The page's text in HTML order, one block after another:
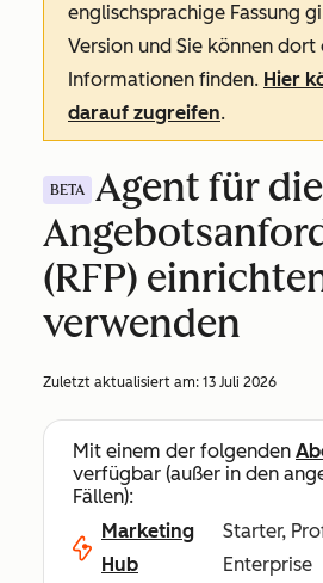
englischsprachige Fassung
Version und Sie können
Informationen finden. Hier
darauf zugreifen.
BETA
Agent für die
(RFP)
verwenden
Zuletzt aktualisiert am: 13 Juli 2026
Mit einem der folgenden
verfügbar (außer in den
Fällen):
Marketing
Hub
Starter,
Enterprise